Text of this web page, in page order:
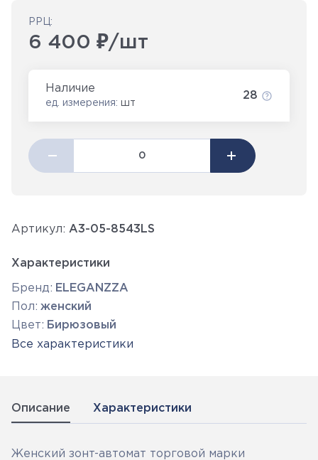
Артикул: А3-05-8543LS
Характеристики
Бренд: ELEGANZZA
Пол: женский
Цвет: Бирюзовый
Все характеристики
РРЦ:
6 400 ₽/шт
Наличие
ед. измерения: шт
28
Описание Характеристики
Женский зонт-автомат торговой марки